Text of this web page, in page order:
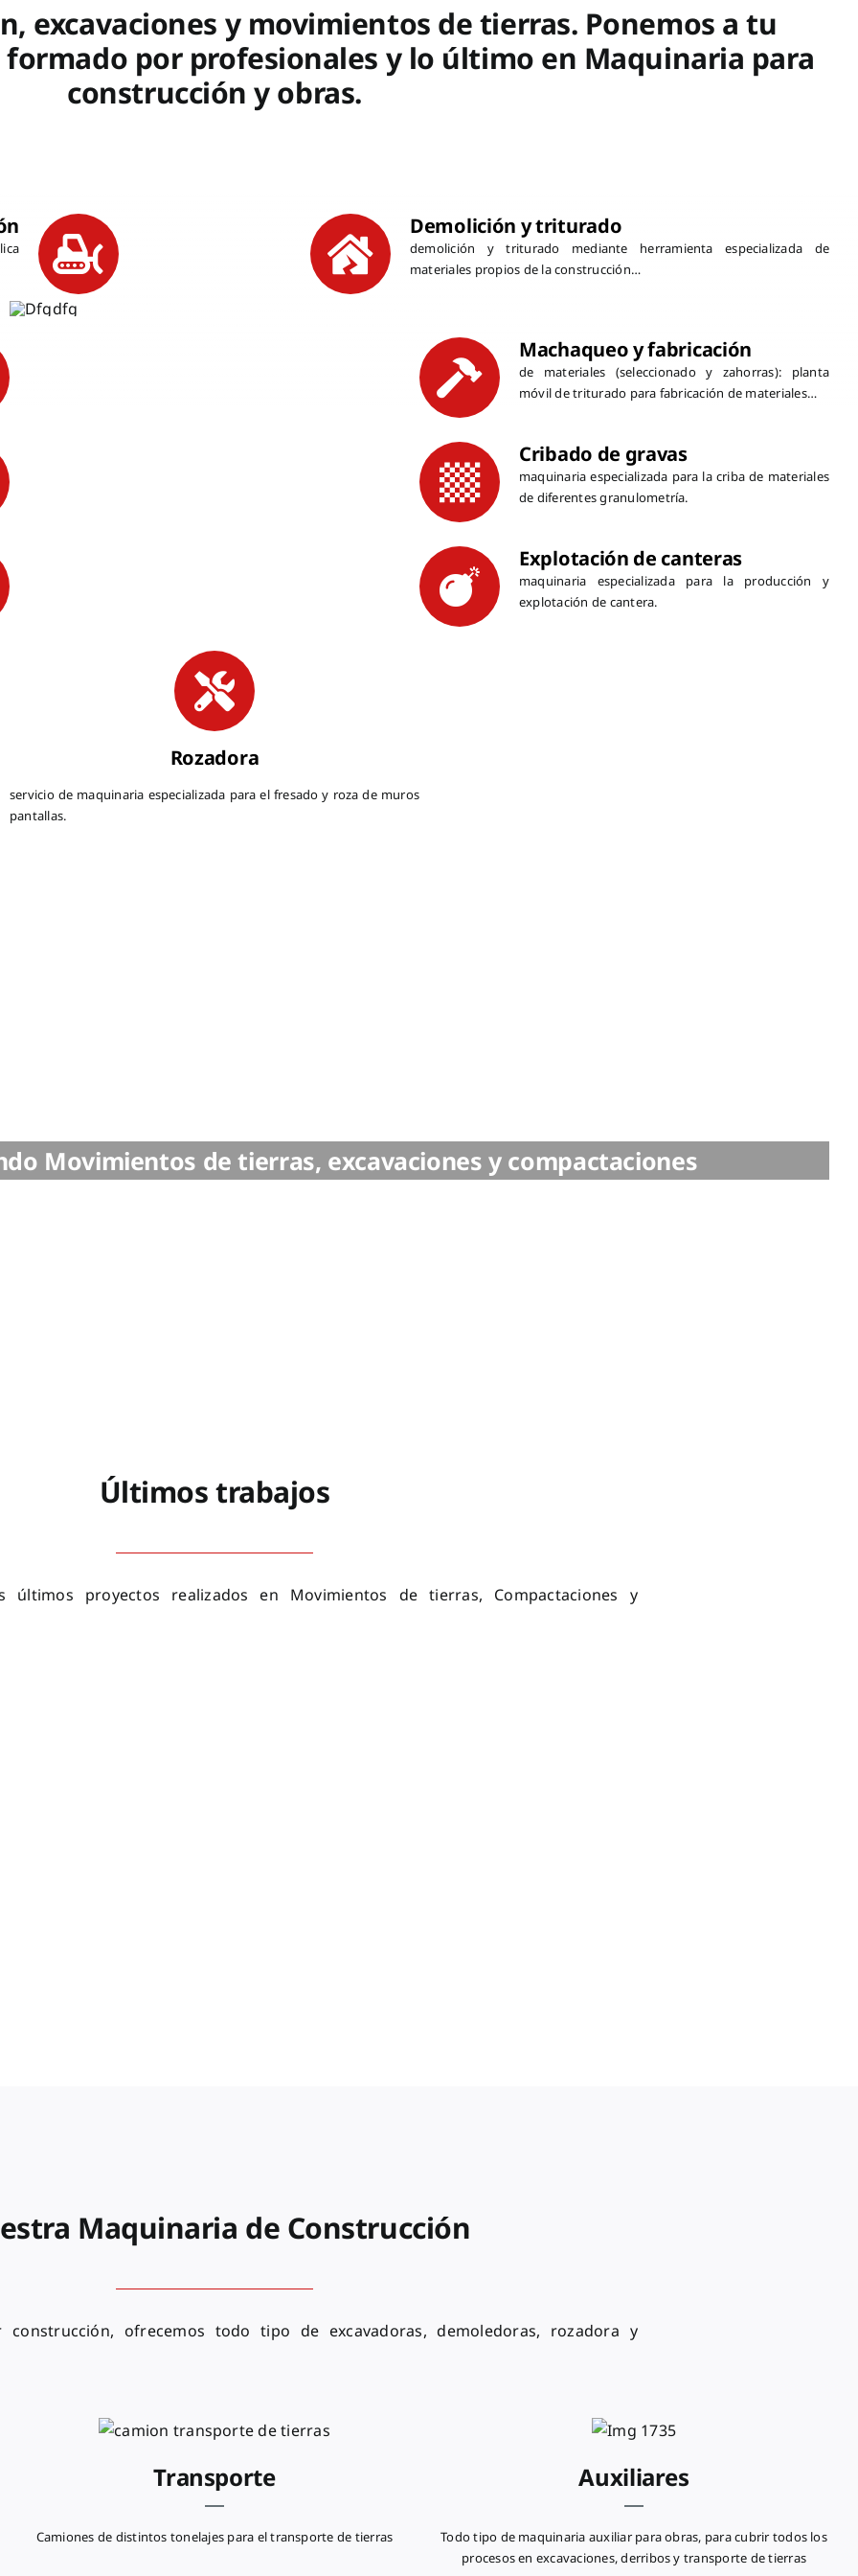
excavaciones y movimientos de tierras. Ponemos a tu
por profesionales y lo último en Maquinaria para
construcción y obras.
Demolición y triturado
demolición y triturado mediante herramienta especializada de
materiales propios de la construcción…
Machaqueo y fabricación
de materiales (seleccionado y zahorras): planta
móvil de triturado para fabricación de materiales…
Cribado de gravas
maquinaria especializada para la criba de materiales
de diferentes granulometría.
Explotación de canteras
maquinaria especializada para la producción y
explotación de cantera.
Rozadora
servicio de maquinaria especializada para el fresado y roza de muros
pantallas.
Movimientos de tierras, excavaciones y compactaciones
Últimos trabajos
proyectos realizados en Movimientos de tierras, Compactaciones y
Maquinaria de Construcción
ofrecemos todo tipo de excavadoras, demoledoras, rozadora y
Transporte
Camiones de distintos tonelajes para el transporte de tierras
Auxiliares
Todo tipo de maquinaria auxiliar para obras, para cubrir todos los
procesos en excavaciones, derribos y transporte de tierras